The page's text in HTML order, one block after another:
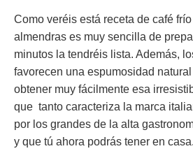
Como veréis está receta de café
almendras es muy sencilla de
minutos la tendréis lista. Además,
favorecen una espumosidad
obtener muy fácilmente esa
que tanto caracteriza la marca
por los grandes de la alta
y que tú ahora podrás tener en casa.